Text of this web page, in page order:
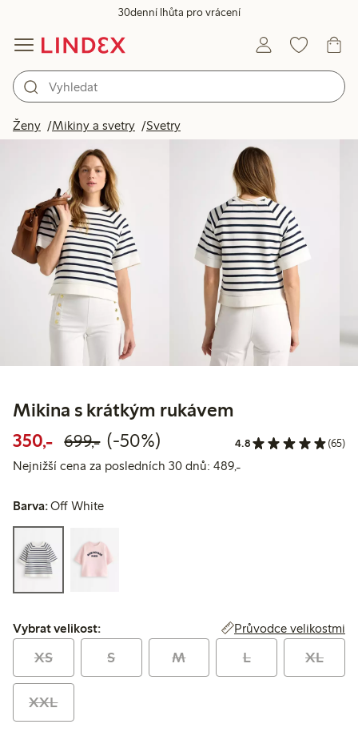
30denní lhůta pro vrácení
Ženy Mikiny a svetry Svetry
Mikina s krátkým rukávem
350,- Snížená cena: 350,00 Kč
699,-Běžná cena: 699,00 Kč
50% sleva
(-50%) 4.8 (65)
Nejnižší cena za posledních 30 dnů: 489,-Nejnižší cena za
Barva:Off White
Vybrat velikost:
Vybrat velikost: Průvodce velikostmi
XS S M L XL
XXL